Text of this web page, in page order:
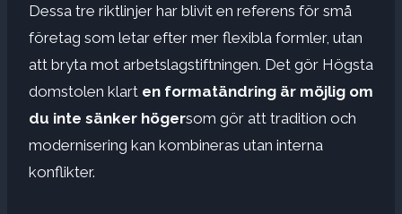
Dessa tre riktlinjer har blivit en referens för små
företag som letar efter mer flexibla formler, utan
att bryta mot arbetslagstiftningen. Det gör Högsta
domstolen klart en formatändring är möjlig om
du inte sänker högersom gör att tradition och
modernisering kan kombineras utan interna
konflikter.